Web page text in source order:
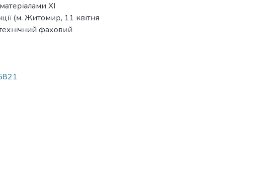
XI
(м. Житомир, 11 квітня
фаховий